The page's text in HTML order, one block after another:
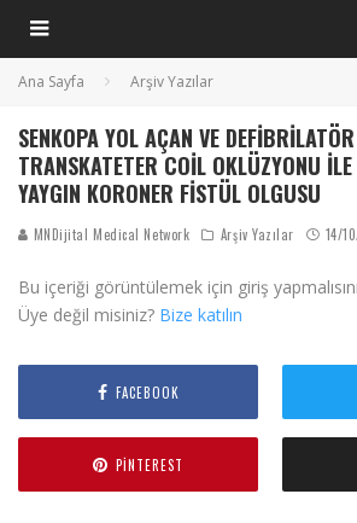
Ana Sayfa Arşiv Yazılar
SENKOPA YOL AÇAN VE
TRANSKATETER COIL OKLÜZYONU ILE
YAYGIN KORONER FISTÜL OLGUSU
MNDijital Medical Network Arşiv Yazılar 14/
Bu içeriği görüntülemek için giriş
Üye değil misiniz? Bize katılın
FACEBOOK
PINTEREST